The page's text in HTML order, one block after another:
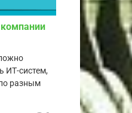
компании
ИТ-систем,
разным